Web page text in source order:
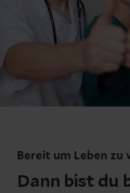
Bereit um Leben zu
Dann bist du